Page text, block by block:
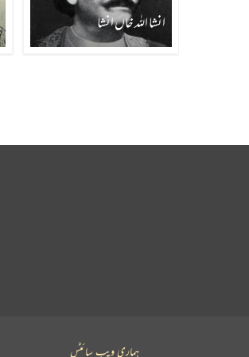
انشا اللہ خاں انشا
ہماری ویب سائٹس